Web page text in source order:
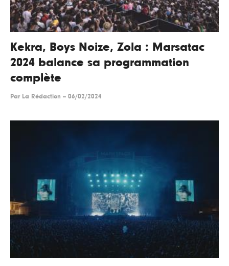
Kekra, Boys Noize, Zola : Marsatac
2024 balance sa programmation
complète
Par La Rédaction -- 06/02/2024